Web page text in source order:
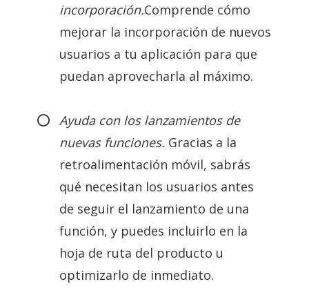
incorporación.Comprende cómo
mejorar la incorporación de nuevos
usuarios a tu aplicación para que
puedan aprovecharla al máximo.
Ayuda con los lanzamientos de
nuevas funciones. Gracias a la
retroalimentación móvil, sabrás
qué necesitan los usuarios antes
de seguir el lanzamiento de una
función, y puedes incluirlo en la
hoja de ruta del producto u
optimizarlo de inmediato.